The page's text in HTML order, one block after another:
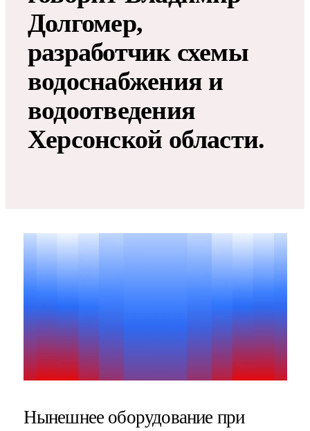
Долгомер,
разработчик схемы
водоснабжения и
водоотведения
Херсонской области.
Нынешнее оборудование при